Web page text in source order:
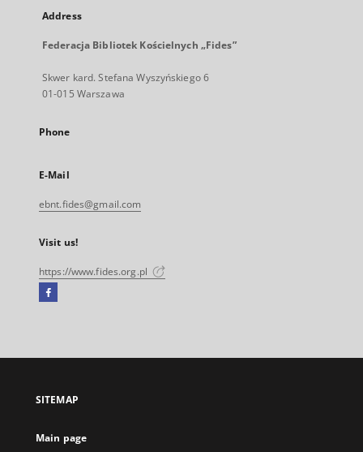
Address
Federacja Bibliotek Kościelnych „Fides”
Skwer kard. Stefana Wyszyńskiego 6
01-015 Warszawa
Phone
E-Mail
ebnt.fides@gmail.com
Visit us!
https://www.fides.org.pl
Facebook
open
new
SITEMAP
Main page